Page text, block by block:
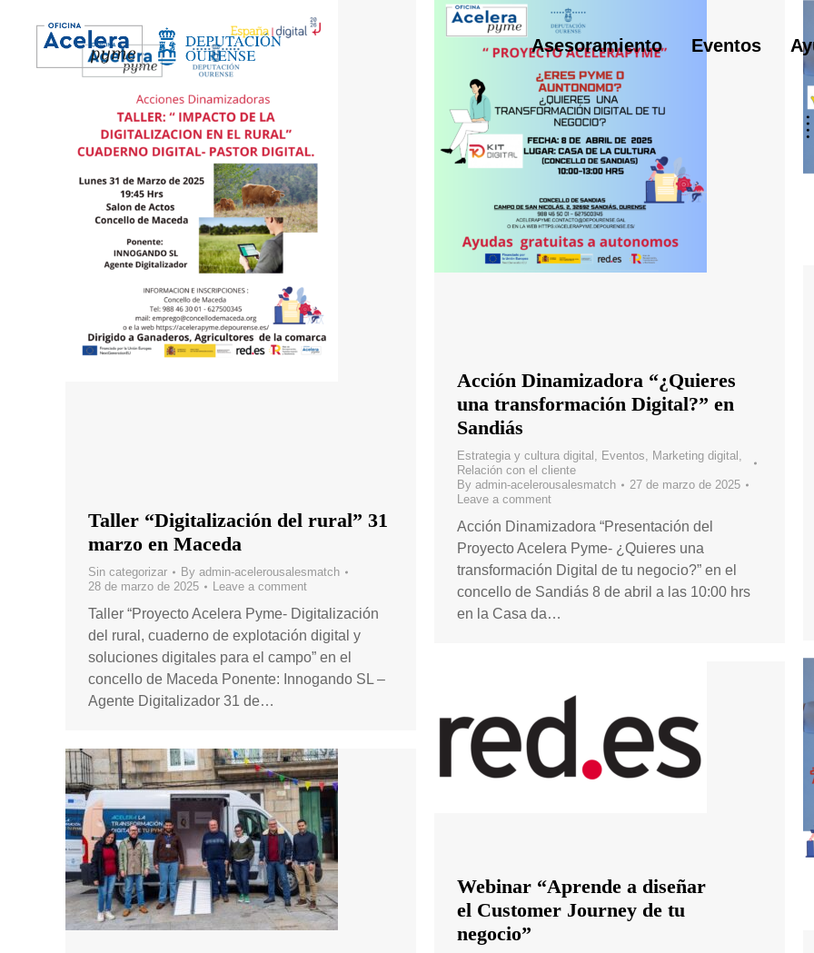
Asesoramiento Eventos
Taller “Digitalización del rural” 31
marzo en Maceda
Sin categorizar By admin-acelerousalesmatch
28 de marzo de 2025
Leave a comment
Taller “Proyecto Acelera Pyme- Digitalización
del rural, cuaderno de explotación digital y
soluciones digitales para el campo” en el
concello de Maceda Ponente: Innogando SL –
Agente Digitalizador 31 de…
Acción Dinamizadora “¿Quieres
una transformación Digital?” en
Sandiás
Estrategia y cultura digital , Eventos, Marketing digital ,
Relación con el cliente
By admin-acelerousalesmatch
27 de marzo de 2025
Leave a comment
Acción Dinamizadora “Presentación del
Proyecto Acelera Pyme- ¿Quieres una
transformación Digital de tu negocio?” en el
concello de Sandiás 8 de abril a las 10:00 hrs
en la Casa da…
Webinar “Aprende a diseñar
el Customer Journey de tu
negocio”